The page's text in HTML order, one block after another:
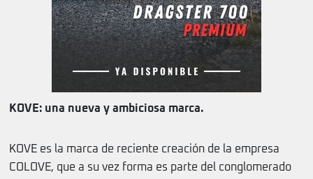
KOVE: una nueva y ambiciosa marca.
KOVE es la marca de reciente creación de la empresa
COLOVE, que a su vez forma es parte del conglomerado